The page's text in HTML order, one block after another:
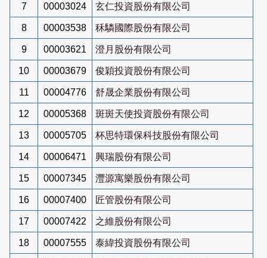
7 00003024 玄仁投資股份有限公司
8 00003538 秝驎國際股份有限公司
9 00003621 澄月股份有限公司
10 00003679 俊穎投資股份有限公司
11 00004776 舒晟企業股份有限公司
12 00005368 斑斑天使投資股份有限公司
13 00005705 杯思特環保科技股份有限公司
14 00006471 興瑞股份有限公司
15 00007345 灃源寓樂股份有限公司
16 00007400 匠管股份有限公司
17 00007422 之維股份有限公司
18 00007555 泰緯投資股份有限公司